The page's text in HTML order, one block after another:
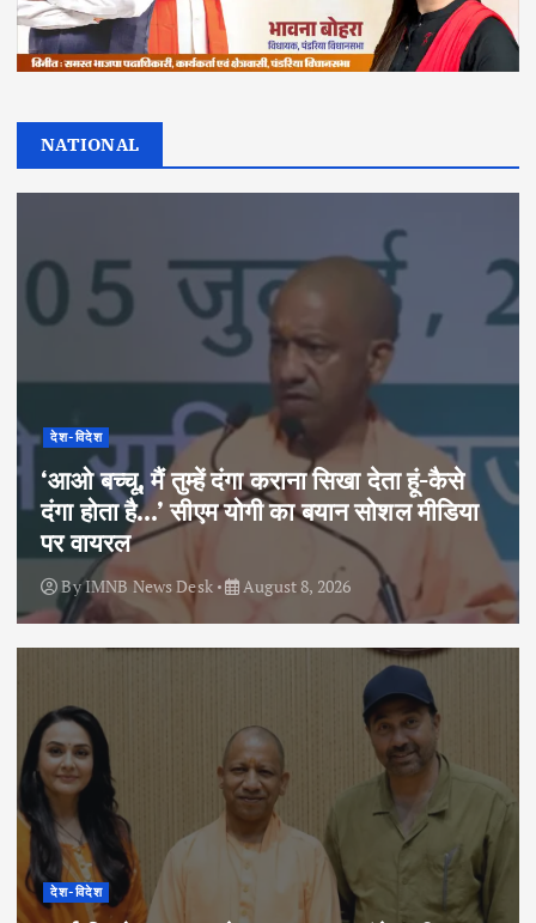
NATIONAL
देश-विदेश
‘आओ बच्चू, मैं तुम्हें दंगा कराना सिखा देता हूं-कैसे
दंगा होता है…’ सीएम योगी का बयान सोशल मीडिया
पर वायरल
ByIMNB News Desk August 8, 2026
देश-विदेश